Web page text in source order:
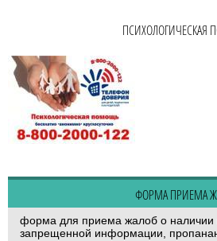
ПСИХОЛОГИЧЕСКАЯ
ФОРМА ПРИЕМА
форма для приема жалоб о наличии
запрещенной информации,